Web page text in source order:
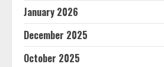
January 2026
December 2025
October 2025